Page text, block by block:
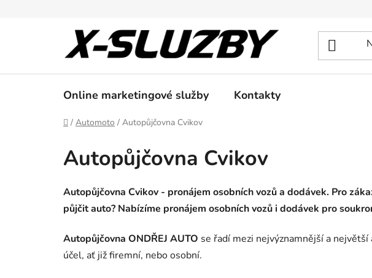
Online marketingové služby Kontakty
Domů
/ Automoto / Autopůjčovna Cvikov
Autopůjčovna Cvikov
Autopůjčovna Cvikov - pronájem osobních vozů a dodávek. Pro
půjčit auto? Nabízíme pronájem osobních vozů i dodávek pro
Autopůjčovna ONDŘEJ AUTO se řadí mezi nejvýznamnější a
účel, ať již firemní, nebo osobní.